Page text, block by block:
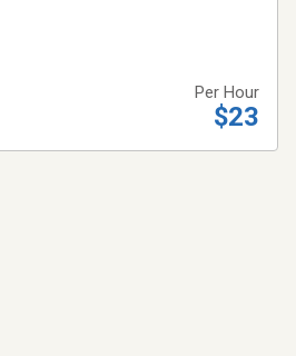
Per Hour
$23